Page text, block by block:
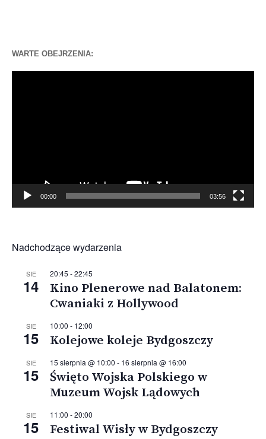
WARTE OBEJRZENIA:
00:00 03:56
Nadchodzące wydarzenia
SIE
14
20:45 -22:45
Kino Plenerowe nad Balatonem:
Cwaniaki z Hollywood
SIE
15
10:00 - 12:00
Kolejowe koleje Bydgoszczy
SIE
15
15 sierpnia @ 10:00 - 16 sierpnia @ 16:00
Święto Wojska Polskiego w
Muzeum Wojsk Lądowych
SIE
15
11:00 -20:00
Festiwal Wisły w Bydgoszczy